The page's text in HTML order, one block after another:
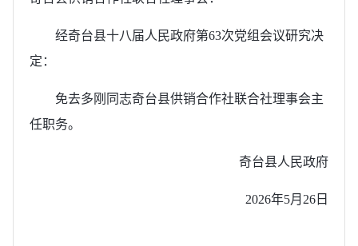
经奇台县十八届人民政府第63次党组会议研究决
定：
免去多刚同志奇台县供销合作社联合社理事会主
任职务。
奇台县人民政府
2026年5月26日